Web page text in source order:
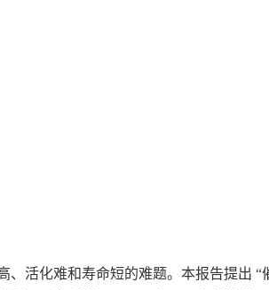
活化难和寿命短的难题。本报告提出 “